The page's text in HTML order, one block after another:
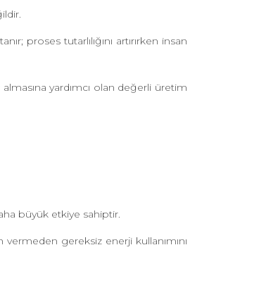
proses tutarlılığını artırırken insan
yardımcı olan değerli üretim
büyük etkiye sahiptir.
gereksiz enerji kullanımını